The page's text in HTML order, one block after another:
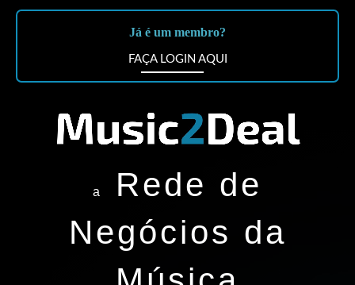
Já é um membro?
FAÇA LOGIN AQUI
a
Rede de
Negócios da